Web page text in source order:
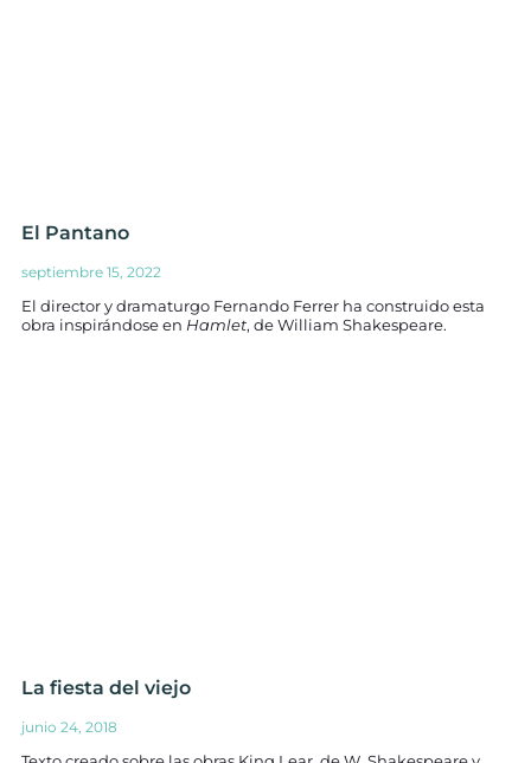
El Pantano
septiembre 15, 2022
El director y dramaturgo Fernando Ferrer ha construido esta
obra inspirándose en Hamlet, de William Shakespeare.
La fiesta del viejo
junio 24, 2018